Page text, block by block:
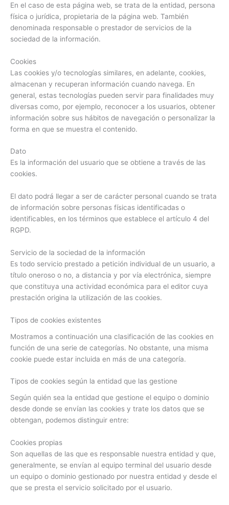
En el caso de esta página web, se trata de la entidad, persona
física o jurídica, propietaria de la página web. También
denominada responsable o prestador de servicios de la
sociedad de la información.
Cookies
Las cookies y/o tecnologías similares, en adelante, cookies,
almacenan y recuperan información cuando navega. En
general, estas tecnologías pueden servir para finalidades muy
diversas como, por ejemplo, reconocer a los usuarios, obtener
información sobre sus hábitos de navegación o personalizar la
forma en que se muestra el contenido.
Dato
Es la información del usuario que se obtiene a través de las
cookies.
El dato podrá llegar a ser de carácter personal cuando se trata
de información sobre personas físicas identificadas o
identificables, en los términos que establece el artículo 4 del
RGPD.
Servicio de la sociedad de la información
Es todo servicio prestado a petición individual de un usuario, a
título oneroso o no, a distancia y por vía electrónica, siempre
que constituya una actividad económica para el editor cuya
prestación origina la utilización de las cookies.
Tipos de cookies existentes
Mostramos a continuación una clasificación de las cookies en
función de una serie de categorías. No obstante, una misma
cookie puede estar incluida en más de una categoría.
Tipos de cookies según la entidad que las gestione
Según quién sea la entidad que gestione el equipo o dominio
desde donde se envían las cookies y trate los datos que se
obtengan, podemos distinguir entre:
Cookies propias
Son aquellas de las que es responsable nuestra entidad y que,
generalmente, se envían al equipo terminal del usuario desde
un equipo o dominio gestionado por nuestra entidad y desde el
que se presta el servicio solicitado por el usuario.